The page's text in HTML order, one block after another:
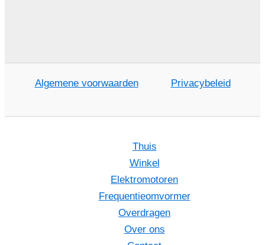
Algemene voorwaarden Privacybeleid
Thuis
Winkel
Elektromotoren
Frequentieomvormer
Overdragen
Over ons